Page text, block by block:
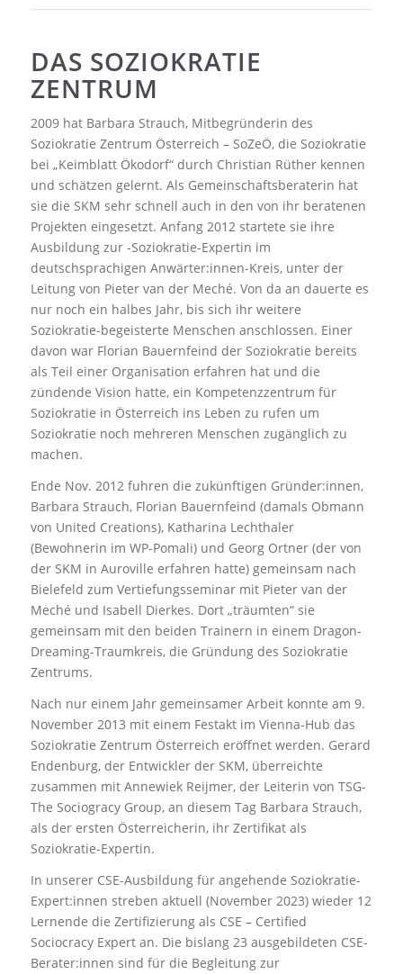
DAS SOZIOKRATIE
ZENTRUM
2009 hat Barbara Strauch, Mitbegründerin des
Soziokratie Zentrum Österreich – SoZeÖ, die Soziokratie
bei „Keimblatt Ökodorf“ durch Christian Rüther kennen
und schätzen gelernt. Als Gemeinschaftsberaterin hat
sie die SKM sehr schnell auch in den von ihr beratenen
Projekten eingesetzt. Anfang 2012 startete sie ihre
Ausbildung zur -Soziokratie-Expertin im
deutschsprachigen Anwärter:innen-Kreis, unter der
Leitung von Pieter van der Meché. Von da an dauerte es
nur noch ein halbes Jahr, bis sich ihr weitere
Soziokratie-begeisterte Menschen anschlossen. Einer
davon war Florian Bauernfeind der Soziokratie bereits
als Teil einer Organisation erfahren hat und die
zündende Vision hatte, ein Kompetenzzentrum für
Soziokratie in Österreich ins Leben zu rufen um
Soziokratie noch mehreren Menschen zugänglich zu
machen.
Ende Nov. 2012 fuhren die zukünftigen Gründer:innen,
Barbara Strauch, Florian Bauernfeind (damals Obmann
von United Creations), Katharina Lechthaler
(Bewohnerin im WP-Pomali) und Georg Ortner (der von
der SKM in Auroville erfahren hatte) gemeinsam nach
Bielefeld zum Vertiefungsseminar mit Pieter van der
Meché und Isabell Dierkes. Dort „träumten“ sie
gemeinsam mit den beiden Trainern in einem Dragon-
Dreaming-Traumkreis, die Gründung des Soziokratie
Zentrums.
Nach nur einem Jahr gemeinsamer Arbeit konnte am 9.
November 2013 mit einem Festakt im Vienna-Hub das
Soziokratie Zentrum Österreich eröffnet werden. Gerard
Endenburg, der Entwickler der SKM, überreichte
zusammen mit Annewiek Reijmer, der Leiterin von TSG-
The Sociogracy Group, an diesem Tag Barbara Strauch,
als der ersten Österreicherin, ihr Zertifikat als
Soziokratie-Expertin.
In unserer CSE-Ausbildung für angehende Soziokratie-
Expert:innen streben aktuell (November 2023) wieder 12
Lernende die Zertifizierung als CSE – Certified
Sociocracy Expert an. Die bislang 23 ausgebildeten CSE-
Berater:innen sind für die Begleitung zur